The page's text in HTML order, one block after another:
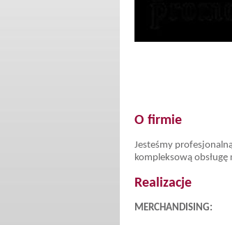
O firmie
Jesteśmy
kompleksową
Realizacje
MERCHANDISING: